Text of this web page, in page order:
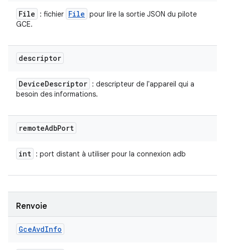
File : fichier File pour lire la sortie JSON du pilote
GCE.
descriptor
DeviceDescriptor : descripteur de l'appareil qui a
besoin des informations.
remoteAdbPort
int : port distant à utiliser pour la connexion adb
Renvoie
GceAvdInfo